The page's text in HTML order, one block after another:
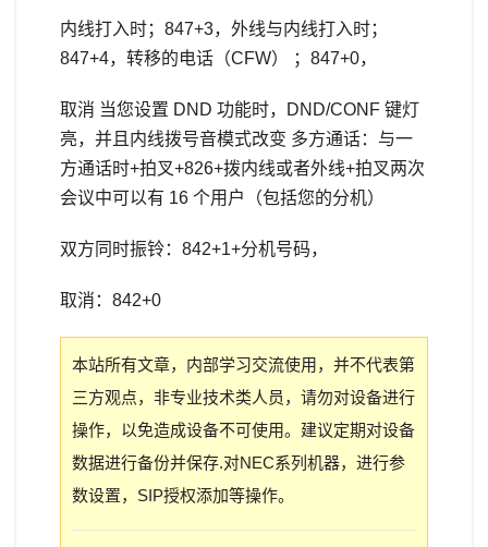
内线打入时；847+3，外线与内线打入时；
847+4，转移的电话（CFW） ；847+0，
取消 当您设置 DND 功能时，DND/CONF 键灯
亮，并且内线拨号音模式改变 多方通话：与一
方通话时+拍叉+826+拨内线或者外线+拍叉两次
会议中可以有 16 个用户（包括您的分机）
双方同时振铃：842+1+分机号码，
取消：842+0
本站所有文章，内部学习交流使用，并不代表第
三方观点，非专业技术类人员，请勿对设备进行
操作，以免造成设备不可使用。建议定期对设备
数据进行备份并保存.对NEC系列机器，进行参
数设置，SIP授权添加等操作。